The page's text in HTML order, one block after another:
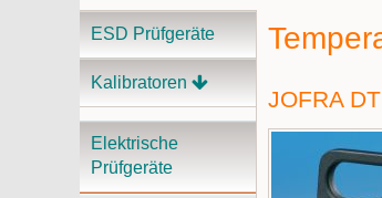
JOFRA
Navigation
überspringen
ESD Prüfgeräte
Kalibratoren
Elektrische
Prüfgeräte